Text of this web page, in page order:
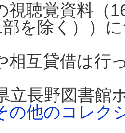
視聴覚資料（
を除く））
相互貸借は行
立長野図書館
の他のコレク